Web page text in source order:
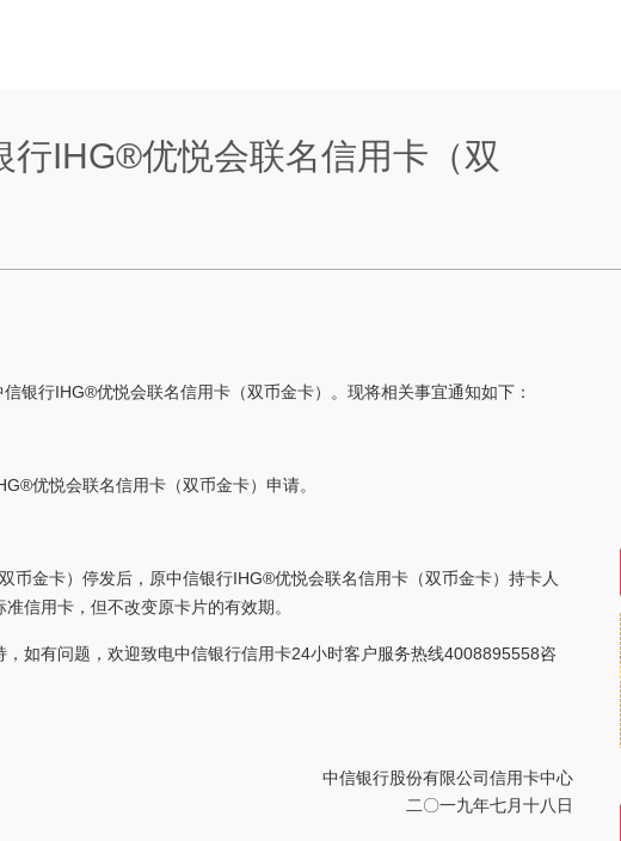
行IHG®优悦会联名信用卡（双
银行IHG®优悦会联名信用卡（双币金卡）。现将相关事宜通知如下：
优悦会联名信用卡（双币金卡）申请。
币金卡）停发后，原中信银行IHG®优悦会联名信用卡（双币金卡）持卡人
信用卡，但不改变原卡片的有效期。
如有问题，欢迎致电中信银行信用卡24小时客户服务热线4008895558咨
中信银行股份有限公司信用卡中心
二〇一九年七月十八日